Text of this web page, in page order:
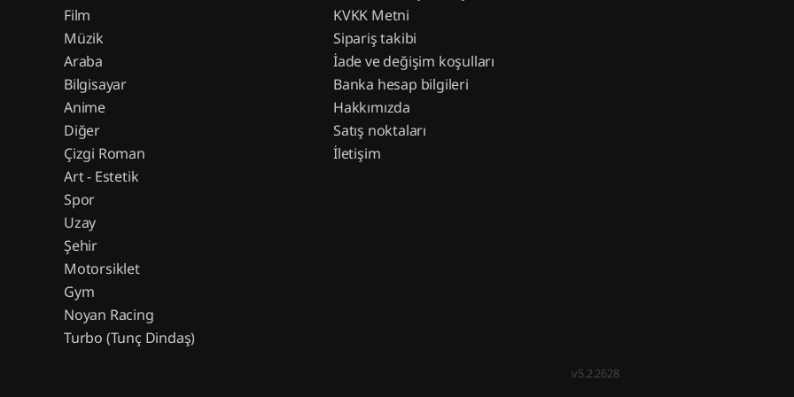
Film
Müzik
Araba
Bilgisayar
Anime
Diğer
Çizgi Roman
Art - Estetik
Spor
Uzay
Şehir
Motorsiklet
Gym
Noyan Racing
Turbo (Tunç Dindaş)
KVKK Metni
Sipariş takibi
İade ve değişim koşulları
Banka hesap bilgileri
Hakkımızda
Satış noktaları
İletişim
v5.2.2628